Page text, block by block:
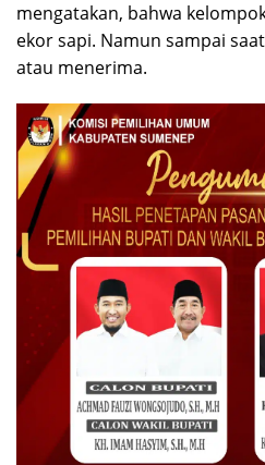
mengatakan, bahwa
ekor sapi. Namun sampai
atau menerima.